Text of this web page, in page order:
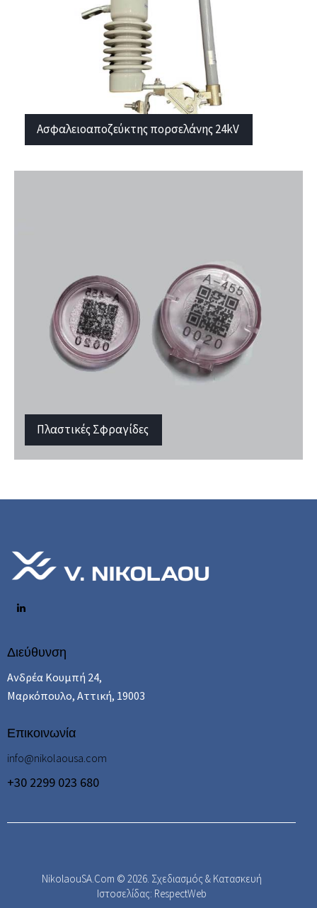
Ασφαλειοαποζεύκτης πορσελάνης 24kV
Πλαστικές Σφραγίδες
Διεύθυνση
Ανδρέα Κουμπή 24,
Μαρκόπουλο, Αττική, 19003
Επικοινωνία
info@nikolaousa.com
+30 2299 023 680
NikolaouSA.Com © 2026. Σχεδιασμός & Κατασκευή
Ιστοσελίδας: RespectWeb